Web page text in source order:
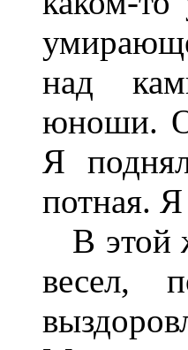
над
юноши.
Я
потная.
В этой
весел,